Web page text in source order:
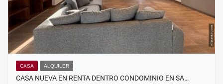
CASA ALQUILER
CASA NUEVA EN RENTA DENTRO CONDOMINIO EN SA…